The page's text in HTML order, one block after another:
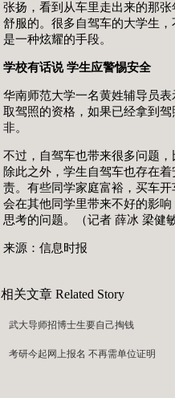
张扬，看到从车里走出来的那
舒服的。很多自驾车的大学生
是一种炫耀的手段。
学校有话说 学生应警惕安全
华南师范大学一名黄姓辅导员
取驾照的资格，如果已经拿到
非。
不过，自驾车也带来很多问题
除此之外，学生自驾车也存在
责。有些同学家庭富裕，买车
会在其他同学里带来不好的影
思考的问题。（记者 薛冰 梁健
来源：信息时报
相关文章 Related Story
武大导师招博士生要自己掏钱
考研今起网上报名 不再需单位证明